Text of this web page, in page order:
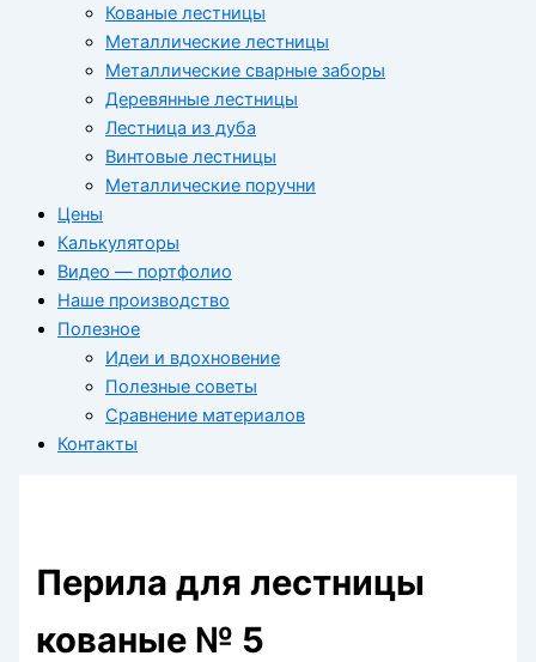
Кованые лестницы
Металлические лестницы
Металлические сварные заборы
Деревянные лестницы
Лестница из дуба
Винтовые лестницы
Металлические поручни
Цены
Калькуляторы
Видео — портфолио
Наше производство
Полезное
Идеи и вдохновение
Полезные советы
Сравнение материалов
Контакты
Перила для лестницы
кованые № 5